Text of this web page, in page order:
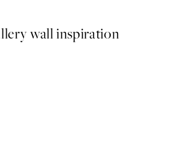
wall inspiration